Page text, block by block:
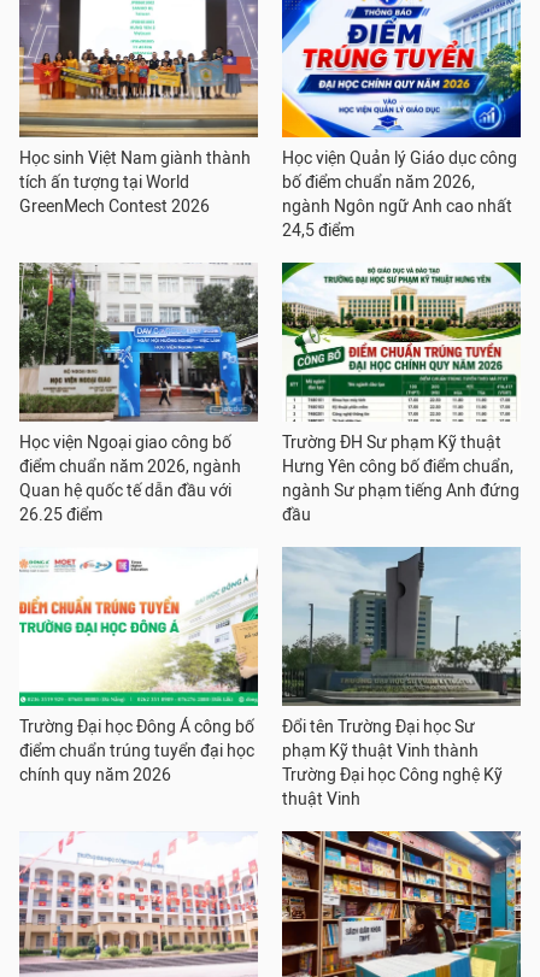
Học sinh Việt Nam giành thành
tích ấn tượng tại World
GreenMech Contest 2026
Học viện Quản lý Giáo dục công
bố điểm chuẩn năm 2026,
ngành Ngôn ngữ Anh cao nhất
24,5 điểm
Học viện Ngoại giao công bố
điểm chuẩn năm 2026, ngành
Quan hệ quốc tế dẫn đầu với
26.25 điểm
Trường ĐH Sư phạm Kỹ thuật
Hưng Yên công bố điểm chuẩn,
ngành Sư phạm tiếng Anh đứng
đầu
Trường Đại học Đông Á công bố
điểm chuẩn trúng tuyển đại học
chính quy năm 2026
Đổi tên Trường Đại học Sư
phạm Kỹ thuật Vinh thành
Trường Đại học Công nghệ Kỹ
thuật Vinh